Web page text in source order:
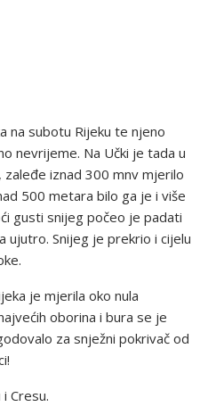
na subotu Rijeku te njeno
nevrijeme. Na Učki je tada u
iznad 300 mnv mjerilo
500 metara bilo ga je i više
gusti snijeg počeo je padati
ujutro. Snijeg je prekrio i cijelu
je mjerila oko nula
oborina i bura se je
za snježni pokrivač od
Cresu.